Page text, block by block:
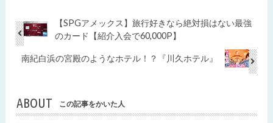
【SPGアメックス】旅行好きなら絶対損はない最強
のカード【紹介入会で60,000P】
南紀白浜の宮殿のようなホテル！？『川久ホテル』
ABOUT この記事をかいた人